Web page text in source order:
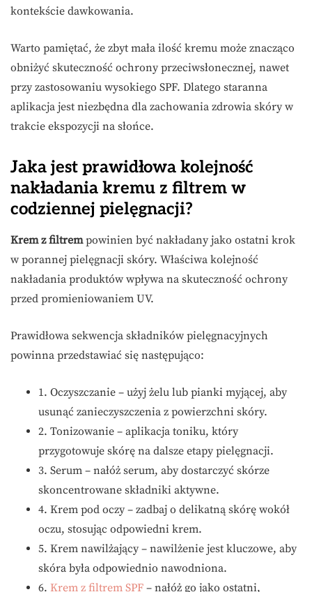
kontekście dawkowania.
Warto pamiętać, że zbyt mała ilość kremu może znacząco
obniżyć skuteczność ochrony przeciwsłonecznej, nawet
przy zastosowaniu wysokiego SPF. Dlatego staranna
aplikacja jest niezbędna dla zachowania zdrowia skóry w
trakcie ekspozycji na słońce.
Jaka jest prawidłowa kolejność
nakładania kremu z filtrem w
codziennej pielęgnacji?
Krem z filtrempowinien być nakładany jako ostatni krok
w porannej pielęgnacji skóry. Właściwa kolejność
nakładania produktów wpływa na skuteczność ochrony
przed promieniowaniem UV.
Prawidłowa sekwencja składników pielęgnacyjnych
powinna przedstawiać się następująco:
1. Oczyszczanie – użyj żelu lub pianki myjącej, aby
usunąć zanieczyszczenia z powierzchni skóry.
2. Tonizowanie – aplikacja toniku, który
przygotowuje skórę na dalsze etapy pielęgnacji.
3. Serum – nałóż serum, aby dostarczyć skórze
skoncentrowane składniki aktywne.
4. Krem pod oczy – zadbaj o delikatną skórę wokół
oczu, stosując odpowiedni krem.
5. Krem nawilżający – nawilżenie jest kluczowe, aby
skóra była odpowiednio nawodniona.
6. Krem z filtrem SPF – nałóż go jako ostatni,